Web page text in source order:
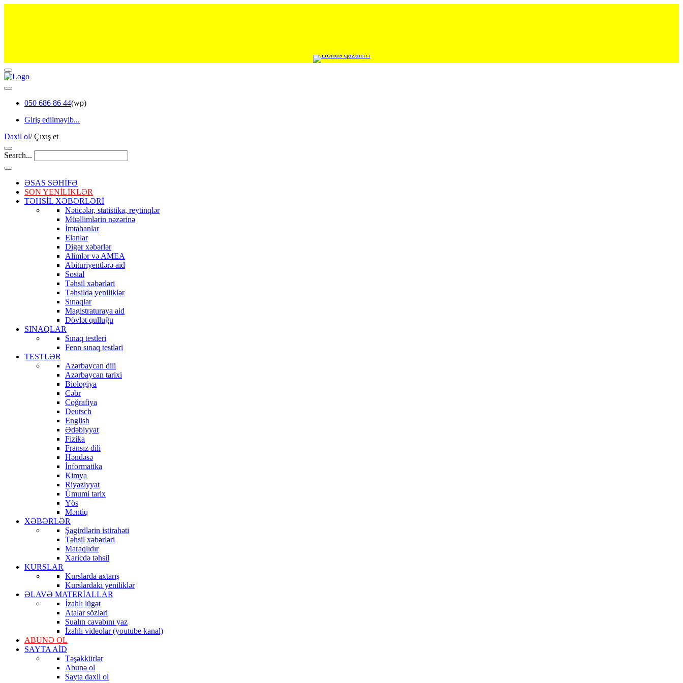
050 686 86 44(wp)
Giriş edilməyib...
Daxil ol/Çıxış et
Search...
ƏSAS SƏHİFƏ
SON YENİLİKLƏR
TƏHSİL XƏBƏRLƏRİ
Nəticələr, statistika, reytinqlər
Müəllimlərin nəzərinə
İmtahanlar
Elanlar
Digər xəbərlər
Alimlər və AMEA
Abituriyentlərə aid
Sosial
Təhsil xəbərləri
Təhsildə yeniliklər
Sınaqlar
Magistraturaya aid
Dövlət qulluğu
SINAQLAR
Sınaq testleri
Fenn sınaq testləri
TESTLƏR
Azərbaycan dili
Azərbaycan tarixi
Biologiya
Cəbr
Coğrafiya
Deutsch
English
Ədəbiyyat
Fizika
Fransız dili
Həndəsə
İnformatika
Kimya
Riyaziyyat
Ümumi tarix
Yös
Məntiq
XƏBƏRLƏR
Şagirdlərin istirahəti
Təhsil xəbərləri
Maraqlıdır
Xaricdə təhsil
KURSLAR
Kurslarda axtarış
Kurslardakı yeniliklər
ƏLAVƏ MATERİALLAR
İzahlı lügət
Atalar sözləri
Sualın cavabını yaz
İzahlı videolar (youtube kanal)
ABUNƏ OL
SAYTA AİD
Təşəkkürlər
Abunə ol
Sayta daxil ol